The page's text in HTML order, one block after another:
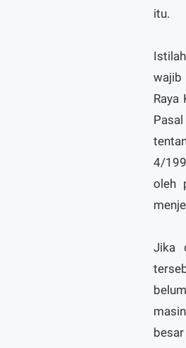
itu.
wajib
Raya
4/
oleh
Jika